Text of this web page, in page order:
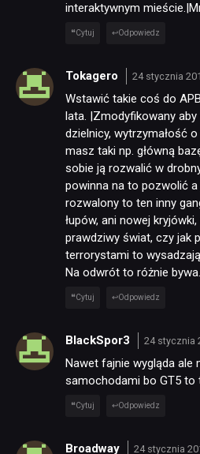
interaktywnym
Cytuj Odpowiedz
Tokagero 24 stycznia
Wstawić takie coś do
lata. |Zmodyfikowany
dzielnicy, wytrzymałość o
masz taki np. główną
sobie ją rozwalić w
powinna na to pozwolić
rozwalony to ten inny
łupów, ani nowej
prawdziwy świat, czy jak
terrorystami to
Na odwrót to różnie bywa.
Cytuj Odpowiedz
BlackSpor3 24 stycznia
Nawet fajnie wygląda ale
samochodami bo GT5 to
Cytuj Odpowiedz
Broadway 24 stycznia